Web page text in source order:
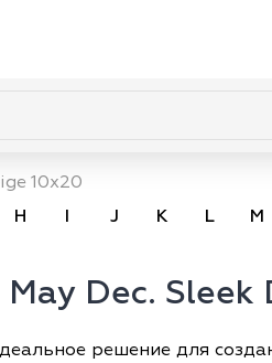
10x20
H I J K L M
Dec.
решение для